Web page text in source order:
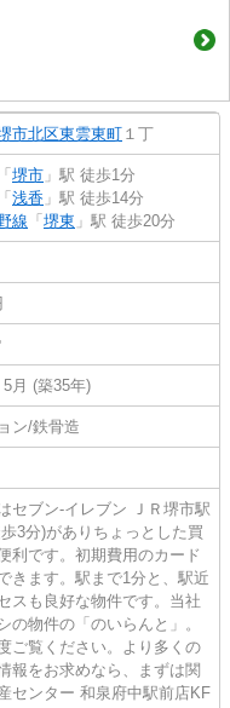
市北区東雲東町 １丁
「 堺市 」駅 徒歩1分
「 浅香 」駅 徒歩14分
線 「 堺東 」駅 徒歩20分
5月 (築35年)
ン/鉄骨造
セブン-イレブン ＪＲ堺市駅
3分)がありちょっとした買
利です。初期費用のカード
きます。駅まで1分と、駅近
スも良好な物件です。当社
の物件の「のいらんと」。
ご覧ください。より多くの
報をお求めなら、まずは関
センター 和泉府中駅前店KF